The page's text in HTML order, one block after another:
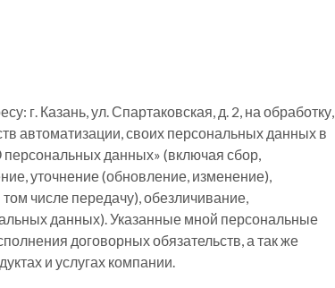
г. Казань, ул. Спартаковская, д. 2, на обработку,
автоматизации, своих персональных данных в
данных» (включая сбор,
уточнение (обновление, изменение),
числе передачу), обезличивание,
данных). Указанные мной персональные
договорных обязательств, а так же
и услугах компании.